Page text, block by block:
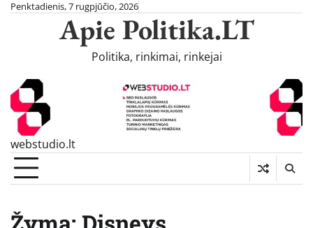
SkipPenktadienis, 7 rugpjūčio, 2026
Apie Politika.LT
Politika, rinkimai, rinkejai
webstudio.lt